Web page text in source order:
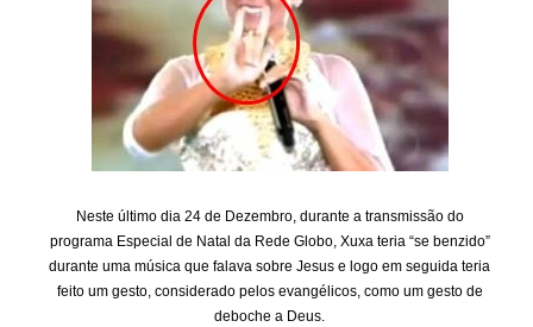
Neste último dia 24 de Dezembro, durante a transmissão do
programa Especial de Natal da Rede Globo, Xuxa teria “se benzido”
durante uma música que falava sobre Jesus e logo em seguida teria
feito um gesto, considerado pelos evangélicos, como um gesto de
deboche a Deus.